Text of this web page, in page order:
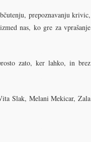
prepoznavanju krivic,
nas, ko gre za vprašanje
zato, ker lahko, in brez
Slak, Melani Mekicar, Zala